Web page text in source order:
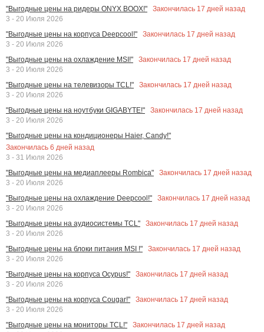
"Выгодные цены на ридеры ONYX BOOX!"
Закончилась 17 дней назад
3 - 20 Июля 2026
"Выгодные цены на корпуса Deepcool!"
Закончилась 17 дней назад
3 - 20 Июля 2026
"Выгодные цены на охлаждение MSI!"
Закончилась 17 дней назад
3 - 20 Июля 2026
"Выгодные цены на телевизоры TCL!"
Закончилась 17 дней назад
3 - 20 Июля 2026
"Выгодные цены на ноутбуки GIGABYTE!"
Закончилась 17 дней назад
3 - 20 Июля 2026
"Выгодные цены на кондиционеры Haier, Candy!"
Закончилась 6 дней назад
3 - 31 Июля 2026
"Выгодные цены на медиаплееры Rombica"
Закончилась 17 дней назад
3 - 20 Июля 2026
"Выгодные цены на охлаждение Deepcool!"
Закончилась 17 дней назад
3 - 20 Июля 2026
"Выгодные цены на аудиосистемы TCL"
Закончилась 17 дней назад
3 - 20 Июля 2026
"Выгодные цены на блоки питания MSI !"
Закончилась 17 дней назад
3 - 20 Июля 2026
"Выгодные цены на корпуса Ocypus!"
Закончилась 17 дней назад
3 - 20 Июля 2026
"Выгодные цены на корпуса Cougar!"
Закончилась 17 дней назад
3 - 20 Июля 2026
"Выгодные цены на мониторы TCL!"
Закончилась 17 дней назад